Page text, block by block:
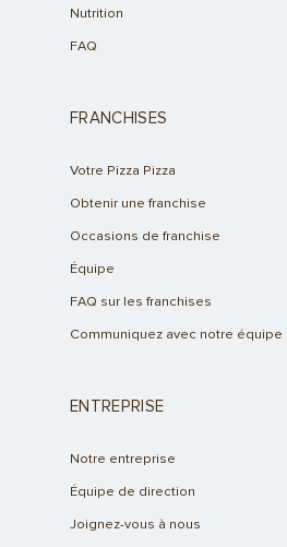
Nutrition
FAQ
FRANCHISES
Votre Pizza Pizza
Obtenir une franchise
Occasions de franchise
Équipe
FAQ sur les franchises
Communiquez avec notre équipe
ENTREPRISE
Notre entreprise
Équipe de direction
Joignez-vous à nous